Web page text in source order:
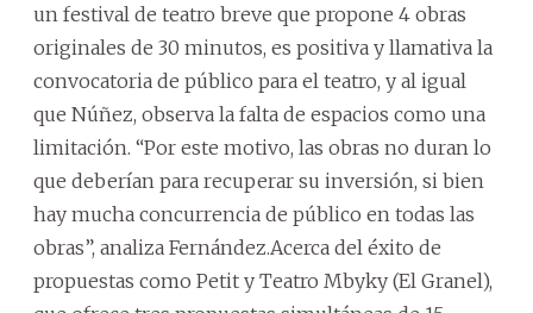
un festival de teatro breve que propone 4 obras
originales de 30 minutos, es positiva y llamativa la
convocatoria de público para el teatro, y al igual
que Núñez, observa la falta de espacios como una
limitación. “Por este motivo, las obras no duran lo
que deberían para recuperar su inversión, si bien
hay mucha concurrencia de público en todas las
obras”, analiza Fernández.Acerca del éxito de
propuestas como Petit y Teatro Mbyky (El Granel),